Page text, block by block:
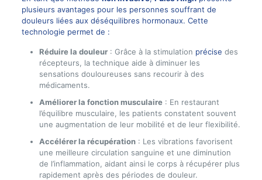
plusieurs avantages pour les personnes souffrant de
douleurs liées aux déséquilibres hormonaux. Cette
technologie permet de :
Réduire la douleur: Grâce à la stimulation précise des
récepteurs, la technique aide à diminuer les
sensations douloureuses sans recourir à des
médicaments.
Améliorer la fonction musculaire: En restaurant
l’équilibre musculaire, les patients constatent souvent
une augmentation de leur mobilité et de leur flexibilité.
Accélérer la récupération: Les vibrations favorisent
une meilleure circulation sanguine et une diminution
de l’inflammation, aidant ainsi le corps à récupérer plus
rapidement après des périodes de douleur.